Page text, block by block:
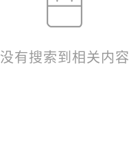
没有搜索到相关内容